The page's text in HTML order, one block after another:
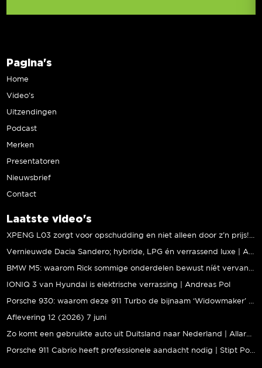
Pagina's
Home
Video’s
Uitzendingen
Podcast
Merken
Presentatoren
Nieuwsbrief
Contact
Laatste video's
XPENG L03 zorgt voor opschudding en niet alleen door z’n prijs! | Jeroen Mul
Vernieuwde Dacia Sandero; hybride, LPG én verrassend luxe | Andreas Pol
BMW M5: waarom Rick sommige onderdelen bewust níét vervangt | Stipt Polish Point
IONIQ 3 van Hyundai is elektrische verrassing | Andreas Pol
Porsche 930: waarom deze 911 Turbo de bijnaam ‘Widowmaker’ kreeg | Gallery Aaldering
Aflevering 12 (2026) 7 juni
Zo komt een gebruikte auto uit Duitsland naar Nederland | Allard Kalff
Porsche 911 Cabrio heeft professionele aandacht nodig | Stipt Polish Point